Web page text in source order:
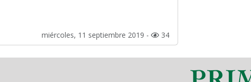
miércoles, 11 septiembre 2019 - 34